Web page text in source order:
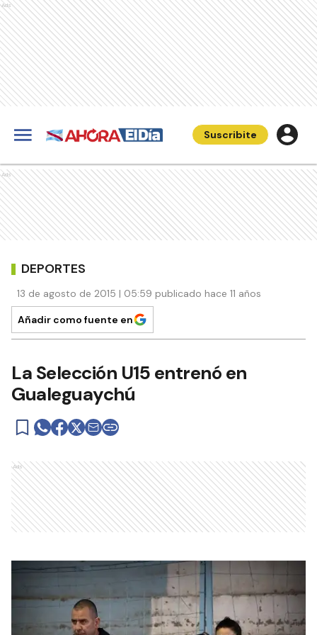
Ads
Suscribite
Ads
DEPORTES
13 de agosto de 2015 | 05:59 publicado hace 11 años
Añadir como fuente en
La Selección U15 entrenó en
Gualeguaychú
Ads